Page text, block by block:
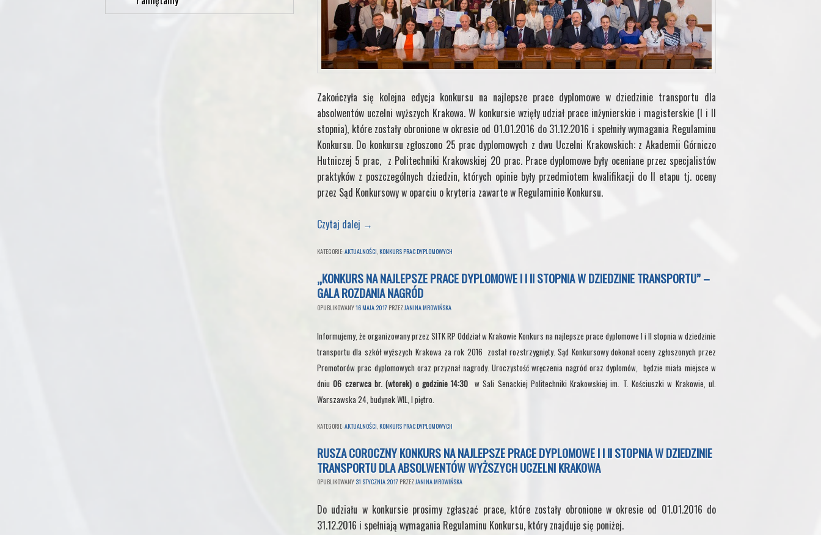
Zakończyła się kolejna edycja konkursu na najlepsze prace dyplomowe w dziedzinie transportu dla
absolwentów uczelni wyższych Krakowa. W konkursie wzięły udział prace inżynierskie i magisterskie (I i II
stopnia), które zostały obronione w okresie od 01.01.2016 do 31.12.2016 i spełniły wymagania Regulaminu
Konkursu. Do konkursu zgłoszono 25 prac dyplomowych z dwu Uczelni Krakowskich: z Akademii Górniczo
Hutniczej 5 prac, z Politechniki Krakowskiej 20 prac. Prace dyplomowe były oceniane przez specjalistów
praktyków z poszczególnych dziedzin, których opinie były przedmiotem kwalifikacji do II etapu tj. oceny
przez Sąd Konkursowy w oparciu o kryteria zawarte w Regulaminie Konkursu.
Czytaj dalej →
KATEGORIE:AKTUALNOŚCI KONKURS PRAC DYPLOMOWYCH
„KONKURS NA NAJLEPSZE PRACE DYPLOMOWE I I II STOPNIA W DZIEDZINIE TRANSPORTU” –
GALA ROZDANIA NAGRÓD
OPUBLIKOWANY16 MAJA 2017 PRZEZJANINA MROWIŃSKA
Informujemy, że organizowany przez SITK RP Oddział w Krakowie Konkurs na najlepsze prace dyplomowe I i II stopnia w dziedzinie
transportu dla szkół wyższych Krakowa za rok 2016 został rozstrzygnięty. Sąd Konkursowy dokonał oceny zgłoszonych przez
Promotorów prac dyplomowych oraz przyznał nagrody. Uroczystość wręczenia nagród oraz dyplomów, będzie miała miejsce w
dniu06 czerwca br. (wtorek) o godzinie 14:30 w Sali Senackiej Politechniki Krakowskiej im. T. Kościuszki w Krakowie, ul.
Warszawska 24, budynek WIL, I piętro.
KATEGORIE:AKTUALNOŚCI KONKURS PRAC DYPLOMOWYCH
RUSZA COROCZNY KONKURS NA NAJLEPSZE PRACE DYPLOMOWE I I II STOPNIA W DZIEDZINIE
TRANSPORTU DLA ABSOLWENTÓW WYŻSZYCH UCZELNI KRAKOWA
OPUBLIKOWANY 31 STYCZNIA 2017 PRZEZJANINA MROWIŃSKA
Do udziału w konkursie prosimy zgłaszać prace, które zostały obronione w okresie od 01.01.2016 do
31.12.2016 i spełniają wymagania Regulaminu Konkursu, który znajduje się poniżej.